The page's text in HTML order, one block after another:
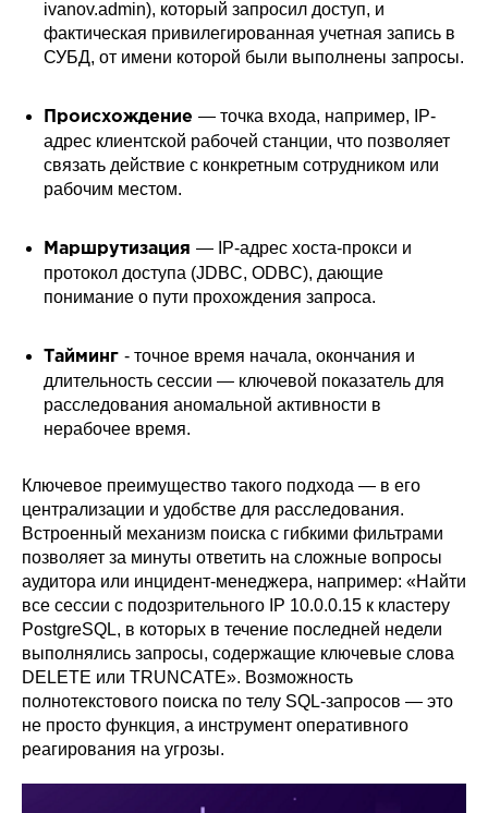
ivanov.admin), который запросил доступ, и
фактическая привилегированная учетная запись в
СУБД, от имени которой были выполнены запросы.
Происхождение — точка входа, например, IP-
адрес клиентской рабочей станции, что позволяет
связать действие с конкретным сотрудником или
рабочим местом.
Маршрутизация — IP-адрес хоста-прокси и
протокол доступа (JDBC, ODBC), дающие
понимание о пути прохождения запроса.
Тайминг - точное время начала, окончания и
длительность сессии — ключевой показатель для
расследования аномальной активности в
нерабочее время.
Ключевое преимущество такого подхода — в его
централизации и удобстве для расследования.
Встроенный механизм поиска с гибкими фильтрами
позволяет за минуты ответить на сложные вопросы
аудитора или инцидент-менеджера, например: «Найти
все сессии с подозрительного IP 10.0.0.15 к кластеру
PostgreSQL, в которых в течение последней недели
выполнялись запросы, содержащие ключевые слова
DELETE или TRUNCATE». Возможность
полнотекстового поиска по телу SQL-запросов — это
не просто функция, а инструмент оперативного
реагирования на угрозы.